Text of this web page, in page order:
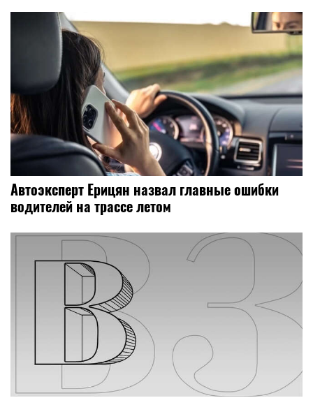
Автоэксперт Ерицян назвал главные ошибки
водителей на трассе летом